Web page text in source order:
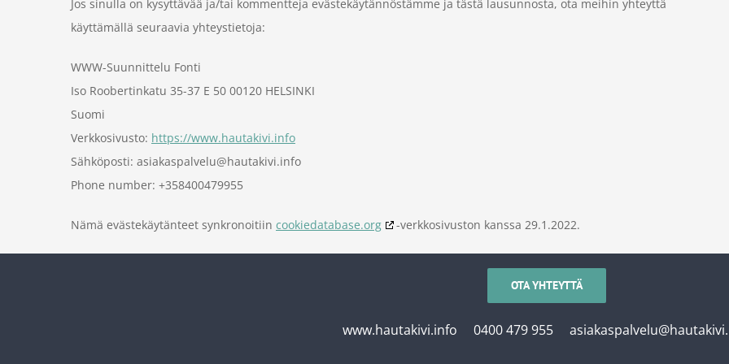
Jos sinulla on kysyttävää ja/tai kommentteja evästekäytännöstämme ja tästä lausunnosta, ota meihin yhteyttä
käyttämällä seuraavia yhteystietoja:
WWW-Suunnittelu Fonti
Iso Roobertinkatu 35-37 E 50 00120 HELSINKI
Suomi
Verkkosivusto: https://www.hautakivi.info
Sähköposti: asiakaspalvelu@hautakivi.info
Phone number: +358400479955
Nämä evästekäytänteet synkronoitiin cookiedatabase.org -verkkosivuston kanssa 29.1.2022.
OTA YHTEYTTÄ
www.hautakivi.info 0400 479 955